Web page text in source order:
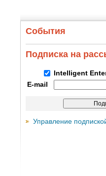
События
Подписка на
Intelligent
E-mail
Управление